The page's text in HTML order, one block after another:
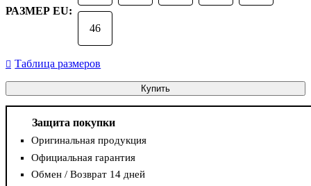
РАЗМЕР EU:
46
Таблица размеров
Купить
Защита покупки
Оригинальная продукция
Официальная гарантия
Обмен / Возврат 14 дней